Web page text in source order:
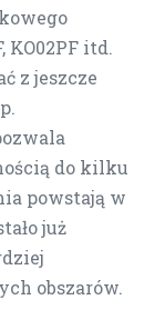
KO02PF itd.
z jeszcze
do kilku
powstają w
już
obszarów.